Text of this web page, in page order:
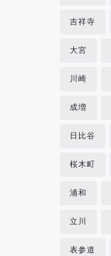
吉祥寺
大宮
川崎
成増
日比谷
桜木町
浦和
立川
表参道